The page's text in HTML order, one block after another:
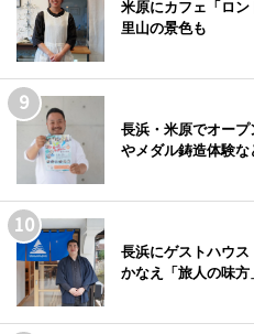
米原にカフェ「ロ
里山の景色も
長浜・米原でオー
やメダル鋳造体験な
長浜にゲストハウ
かなえ「旅人の味方